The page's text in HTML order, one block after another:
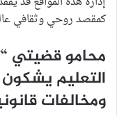
كمقصد روحي وثقافي
محامو قضيتي
التعليم
ومخالفات